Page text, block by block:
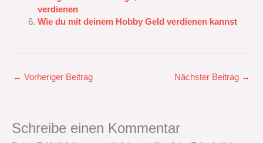
verdienen
Wie du mit deinem Hobby Geld verdienen kannst
← Vorheriger Beitrag Nächster Beitrag →
Schreibe einen Kommentar